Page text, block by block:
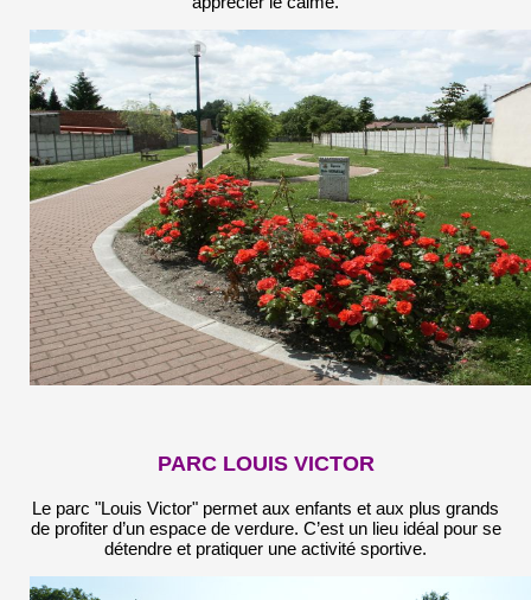
PARC LOUIS VICTOR
Le parc "Louis Victor" permet aux enfants et aux plus grands
de profiter d’un espace de verdure. C’est un lieu idéal pour se
détendre et pratiquer une activité sportive.